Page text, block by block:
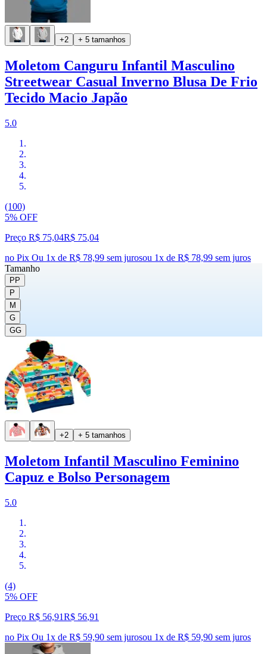
+2 + 5 tamanhos
Moletom Canguru Infantil Masculino
Streetwear Casual Inverno Blusa De Frio
Tecido Macio Japão
5.0
(100)
5% OFF
Preço R$ 75,04R$ 75,04
no Pix Ou 1x de R$ 78,99 sem jurosou 1x de R$ 78,99 sem juros
Tamanho
PP
P
M
G
GG
+2 + 5 tamanhos
Moletom Infantil Masculino Feminino
Capuz e Bolso Personagem
5.0
(4)
5% OFF
Preço R$ 56,91R$ 56,91
no Pix Ou 1x de R$ 59,90 sem jurosou 1x de R$ 59,90 sem juros